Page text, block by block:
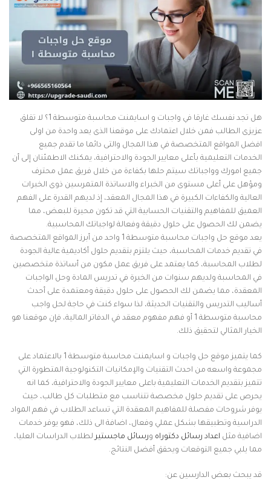
هل تجد نفسك غارقا في واجبات و اسايمنت محاسبة متوسطة 1؟ لا تقلق
عزيزى الطالب فمن خلال اعتمادك على موقعنا الذى يعد واحدة من اولى
افضل المواقع المتخصصة في هذا المجال والتى دائما ما تقدم جميع
الخدمات التعليمية بأعلى معايير الجودة والاحترافية، يمكنك الاطمئنان إلى أن
جميع امورك وواجباتك سيتم حلها بكفاءة من خلال فريق عمل محترف
ومؤهل على أعلى مستوى من الخبراء والاساتذة المتمرسين ذوى الخبرات
العالية والكفاءات الكبيرة في هذا المجال المعقد، إذ لديهم القدرة على الفهم
العميق للمفاهيم والتقنيات الحسابية التي قد تكون محيرة للبعض، مما
يضمن لك الحصول على حلول دقيقة وفعالة لواجباتك المحاسبية.
يعد موقع حل واجبات محاسبة متوسطة 1 واحد من أبرز المواقع المتخصصة
في تقديم خدمات المحاسبة، حيث يلتزم بتقديم حلول أكاديمية عالية الجودة
لطلاب المحاسبة، كما يعتمد على فريق عمل مكون من أساتذة متخصصين
في المحاسبة ولديهم سنوات من الخبرة في تدريس المادة وحل الواجبات
المعقدة، مما يضمن لك الحصول على حلول دقيقة ومعتمدة على أحدث
أساليب التدريس والتقنيات الحديثة، لذا سواء كنت في حاجة لحل واجب
محاسبة متوسطة 1 أو فهم مفهوم معقد في الدفاتر المالية، فإن موقعنا هو
الخيار المثالي لتحقيق ذلك.
كما يتميز موقع حل واجبات و اسايمنت محاسبة متوسطة 1 بالاعتماد على
مجموعة واسعه من احدث التقنيات والإمكانيات التكنولوجية المتطورة التي
تتميز بتقديم الخدمات التعليمية باعلى معايير الجودة والاحترافية، كما انه
يحرص على تقديم حلول مخصصة تتناسب مع متطلبات كل طالب، حيث
يوفر شروحات مفصلة للمفاهيم المعقدة التي تساعد الطلاب في فهم المواد
الدراسية وتطبيقها بشكل عملي وفعال، اضافة الى ذلك، فهو يوفر خدمات
اضافية مثل اعداد رسائل دكتوراه ورسائل ماجستير لطلاب الدراسات العليا،
مما يلبي جميع التوقعات ويحقق أفضل النتائج.
قد يبحث بعض الدارسين عن: